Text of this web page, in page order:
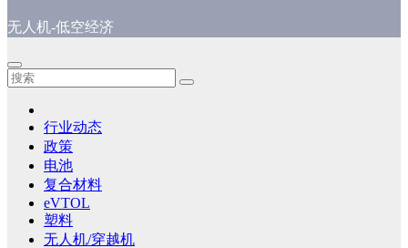
无人机-低空经济
行业动态
政策
电池
复合材料
eVTOL
塑料
无人机/穿越机